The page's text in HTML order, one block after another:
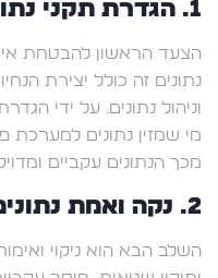
1. הגדרת תקני נתונים
הצעד הראשון להבטחת
נתונים זה כולל יצירת
וניהול נתונים. על ידי
מי שמזין נתונים למערכת
מכך הנתונים עקביים
2. נקה ואמת נתונים
השלב הבא הוא ניקוי